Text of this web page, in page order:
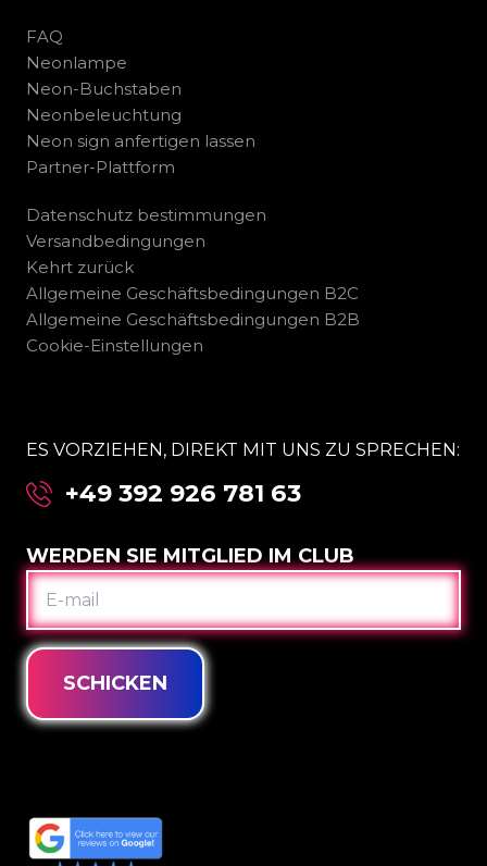
FAQ
Neonlampe
Neon-Buchstaben
Neonbeleuchtung
Neon sign anfertigen lassen
Partner-Plattform
Datenschutz bestimmungen
Versandbedingungen
Kehrt zurück
Allgemeine Geschäftsbedingungen B2C
Allgemeine Geschäftsbedingungen B2B
Cookie-Einstellungen
ES VORZIEHEN, DIREKT MIT UNS ZU SPRECHEN:
+49 392 926 781 63
WERDEN SIE MITGLIED IM CLUB
E-
MAIL
SCHICKEN